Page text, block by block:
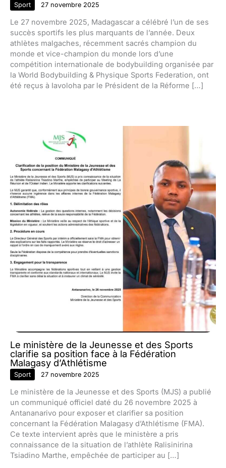
Sport 27 novembre 2025
Le 27 novembre 2025, Madagascar a célébré l’un de ses
succès sportifs les plus marquants de l’année. Deux
athlètes malgaches, récemment sacrés champion du
monde et vice-champion du monde lors d’une
compétition internationale de bodybuilding organisée par
la World Bodybuilding & Physique Sports Federation, ont
été reçus à Iavoloha par le Président de la Réforme […]
Le ministère de la Jeunesse et des Sports
clarifie sa position face à la Fédération
Malagasy d’Athlétisme
Sport 27 novembre 2025
Le ministère de la Jeunesse et des Sports (MJS) a publié
un communiqué officiel daté du 26 novembre 2025 à
Antananarivo pour exposer et clarifier sa position
concernant la Fédération Malagasy d’Athlétisme (FMA).
Ce texte intervient après que le ministère a pris
connaissance de la situation de l’athlète Ralisinirina
Tsiadino Marthe, empêchée de participer au […]